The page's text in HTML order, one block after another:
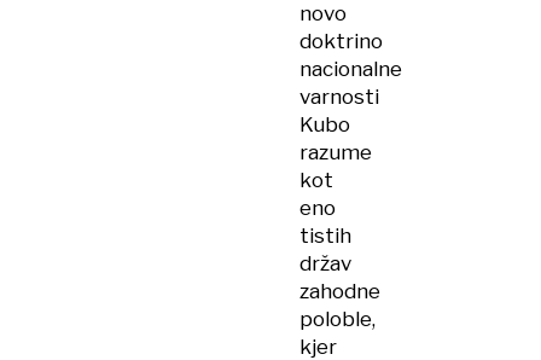
novo
doktrino
nacionalne
varnosti
Kubo
razume
kot
eno
tistih
držav
zahodne
poloble,
kjer